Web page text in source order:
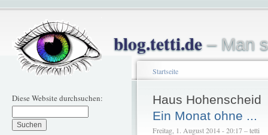
blog.tetti.de– Man
Diese Website durchsuchen:
Startseite
Haus Hohenscheid
Ein Monat ohne ...
Freitag, 1. August 2014 - 20:17 – tetti